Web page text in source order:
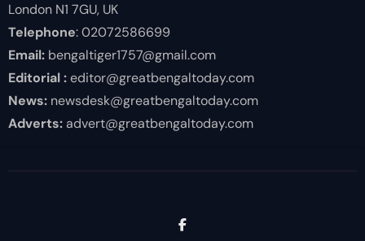
London N1 7GU, UK
Telephone: 02072586699
Email:bengaltiger1757@gmail.com
Editorial :editor@greatbengaltoday.com
News:newsdesk@greatbengaltoday.com
Adverts:advert@greatbengaltoday.com